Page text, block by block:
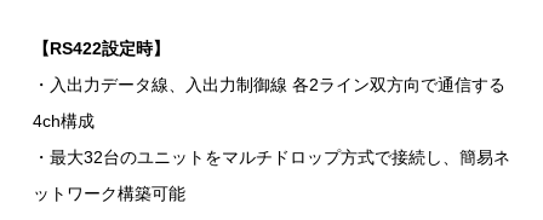
【RS422設定時】
・入出力データ線、入出力制御線 各2ライン双方向で通信する
4ch構成
・最大32台のユニットをマルチドロップ方式で接続し、簡易ネ
ットワーク構築可能